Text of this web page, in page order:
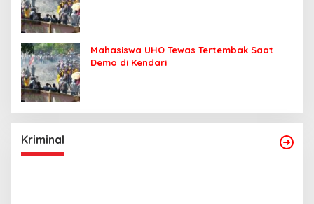
Mahasiswa UHO Tewas Tertembak Saat
Demo di Kendari
Kriminal